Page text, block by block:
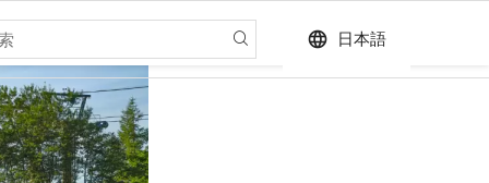
language 日本語